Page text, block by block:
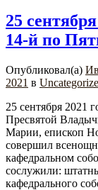
25
14-й по
Опубликовал(а)
2021 в
25 сентября 2021
Пресвятой
Марии, епископ
совершил
кафедральном
сослужили:
кафедрального